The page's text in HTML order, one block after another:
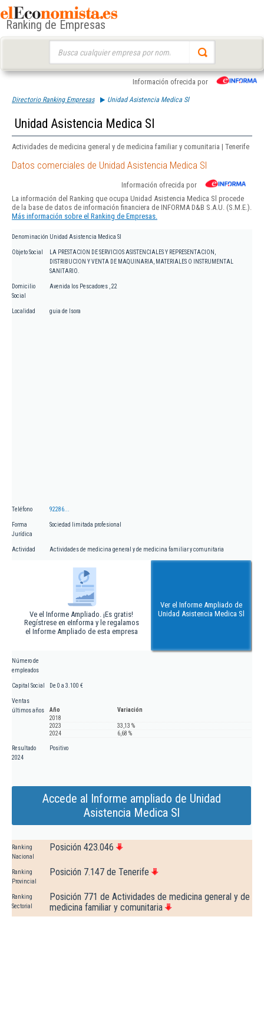
Ranking de Empresas
Información ofrecida por
Directorio Ranking Empresas Unidad Asistencia Medica Sl
Unidad Asistencia Medica Sl
Actividades de medicina general y de medicina familiar y comunitaria | Tenerife
Datos comerciales de Unidad Asistencia Medica Sl
Información ofrecida por
La información del Ranking que ocupa Unidad Asistencia Medica Sl procede
de la base de datos de información financiera de INFORMA D&B S.A.U. (S.M.E.).
Más información sobre el Ranking de Empresas.
Denominación Unidad Asistencia Medica Sl
Objeto Social
LA PRESTACION DE SERVICIOS ASISTENCIALES Y REPRESENTACION,
DISTRIBUCION Y VENTA DE MAQUINARIA, MATERIALES O INSTRUMENTAL
SANITARIO.
Domicilio
Social
Avenida los Pescadores , 22
Localidad guia de Isora
Teléfono 92286...
Forma
Jurídica
Sociedad limitada profesional
Actividad Actividades de medicina general y de medicina familiar y comunitaria
Ve el Informe Ampliado. ¡Es gratis!
Regístrese en eInforma y le regalamos
el Informe Ampliado de esta empresa
Ver el Informe Ampliado de
Unidad Asistencia Medica Sl
Número de
empleados
Capital Social De 0 a 3.100 €
Ventas
últimos años
Año
Variación
2018
2023
33,13 %
2024
6,68 %
Resultado
2024
Positivo
Accede al Informe ampliado de Unidad
Asistencia Medica Sl
Ranking
Nacional
Posición 423.046
Ranking
Provincial
Posición 7.147 de Tenerife
Ranking
Sectorial
Posición 771 de Actividades de medicina general y de
medicina familiar y comunitaria